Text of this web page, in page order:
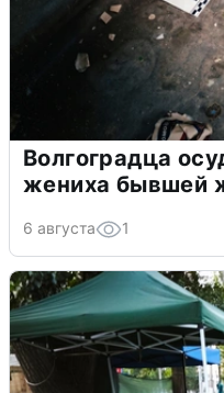
Волгоградца
жениха бывшей
6 августа 1